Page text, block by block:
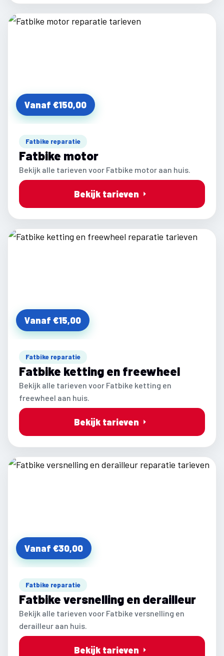
Vanaf €150,00
Fatbike reparatie
Fatbike motor
Bekijk alle tarieven voor Fatbike motor aan huis.
Bekijk tarieven
Vanaf €15,00
Fatbike reparatie
Fatbike ketting en freewheel
Bekijk alle tarieven voor Fatbike ketting en
freewheel aan huis.
Bekijk tarieven
Vanaf €30,00
Fatbike reparatie
Fatbike versnelling en derailleur
Bekijk alle tarieven voor Fatbike versnelling en
derailleur aan huis.
Bekijk tarieven